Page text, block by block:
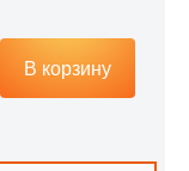
В корзину